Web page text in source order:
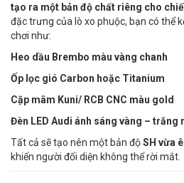
tạo ra một bản độ chất riêng cho
đặc trưng của lò xo phuộc, bạn có thể
chơi như:
Heo dầu Brembo màu vàng chanh
Ốp lọc gió Carbon hoặc Titanium
Cặp mâm Kuni/ RCB CNC màu gold
Đèn LED Audi ánh sáng vàng – trắng
Tất cả sẽ tạo nên một bản độSH vừa
khiến người đối diện không thể rời mắt.